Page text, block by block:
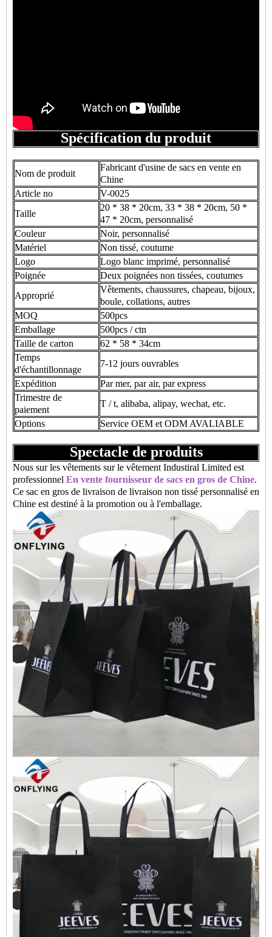
Spécification du produit
Nom de produit
Fabricant d'usine de sacs en vente en
Chine
Article no
V-0025
Taille
20 * 38 * 20cm, 33 * 38 * 20cm, 50 *
47 * 20cm, personnalisé
Couleur
Noir, personnalisé
Matériel
Non tissé, coutume
Logo
Logo blanc imprimé, personnalisé
Poignée
Deux poignées non tissées, coutumes
Approprié
Vêtements, chaussures, chapeau, bijoux,
boule, collations, autres
MOQ
500pcs
Emballage
500pcs / ctn
Taille de carton
62 * 58 * 34cm
Temps
d'échantillonnage
7-12 jours ouvrables
Expédition
Par mer, par air, par express
Trimestre de
paiement
T / t, alibaba, alipay, wechat, etc.
Options
Service OEM et ODM AVALIABLE
Spectacle de produits
Nous sur les vêtements sur le vêtement Industiral Limited est
professionnel En vente fournisseur de sacs en gros de Chine.
Ce sac en gros de livraison de livraison non tissé personnalisé en
Chine est destiné à la promotion ou à l'emballage.